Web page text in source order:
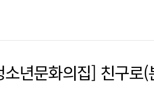
소년문화의집] 친구로